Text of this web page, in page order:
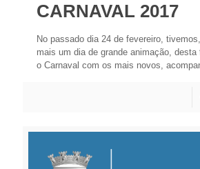
CARNAVAL 2017
No passado dia 24 de fevereiro,
mais um dia de grande animação,
o Carnaval com os mais novos,